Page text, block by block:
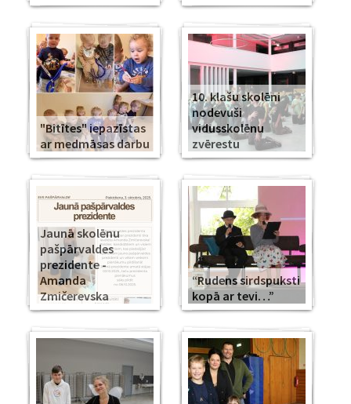
"Bitītes" iepazīstas
ar medmāsas darbu
10. klašu skolēni
nodevuši
vidusskolēnu
zvērestu
Jaunā skolēnu
pašpārvaldes
prezidente -
Amanda
Zmičerevska
“Rudens sirdspuksti
kopā ar tevi…”